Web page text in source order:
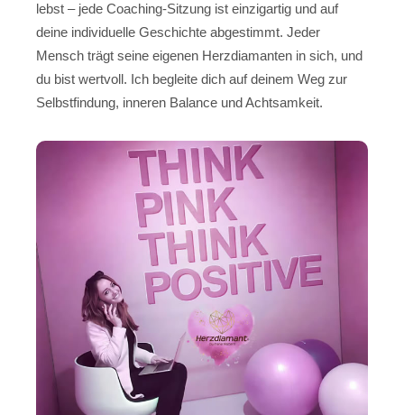
lebst – jede Coaching-Sitzung ist einzigartig und auf
deine individuelle Geschichte abgestimmt. Jeder
Mensch trägt seine eigenen Herzdiamanten in sich, und
du bist wertvoll. Ich begleite dich auf deinem Weg zur
Selbstfindung, inneren Balance und Achtsamkeit.